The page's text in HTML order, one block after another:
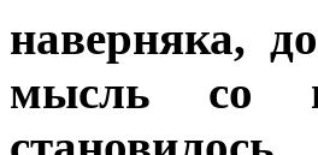
наверняка,
мысль со